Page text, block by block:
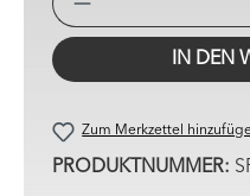
IN DEN
Zum Merkzettel
PRODUKTNUMMER: